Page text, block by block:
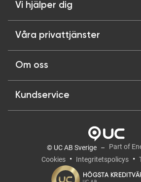
Vi hjälper dig
Våra privattjänster
Om oss
Kundservice
© UC AB Sverige
Part of
Cookies
Integritetspolicys